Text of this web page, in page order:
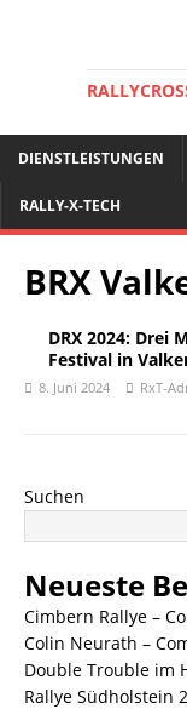
DIENSTLEISTUNGEN
RALLY-X-TECH
BRX
DRX 2024: Drei
Festival in
8. Juni 2024 RxT-
Suchen
Neueste
Cimbern Rallye –
Colin Neurath –
Double Trouble im
Rallye Südholstein